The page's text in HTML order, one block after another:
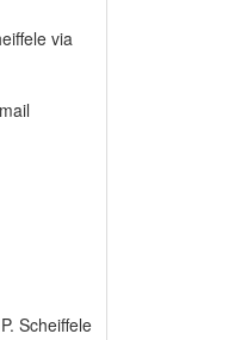
via
Scheiffele